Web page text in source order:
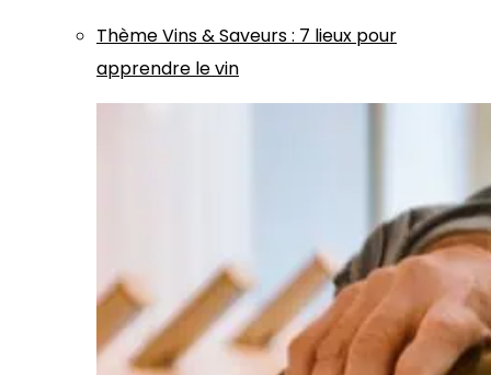
ThèmeVins & Saveurs: 7 lieux pour
apprendre le vin